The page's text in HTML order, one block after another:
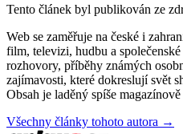
Tento článek byl publikován ze
Web se zaměřuje na české i
film, televizi, hudbu a
rozhovory, příběhy známých
zajímavosti, které dokreslují svět
Obsah je laděný spíše magazínově
Všechny články tohoto autora →